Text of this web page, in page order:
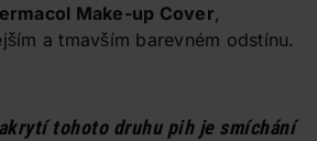
Make-up Cover,
a tmavším barevném odstínu.
tohoto druhu pih je smíchání